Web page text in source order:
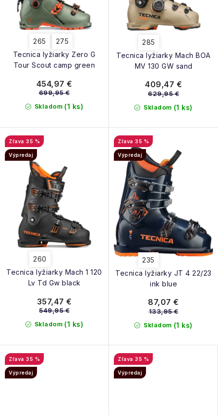
Tecnica lyžiarky Zero G
Tour Scout camp green
265 275
Skladom (1 ks)
454,97 €
699,95 €
Tecnica lyžiarky Mach BOA
MV 130 GW sand
285
Skladom (1 ks)
409,47 €
629,95 €
Tecnica lyžiarky Mach 1 120
Lv Td Gw black
35 %
Výpredaj
260
Skladom (1 ks)
357,47 €
549,95 €
Tecnica lyžiarky JT 4 22/23
ink blue
35 %
Výpredaj
235
Skladom (1 ks)
87,07 €
133,95 €
35 %
Výpredaj
35 %
Výpredaj